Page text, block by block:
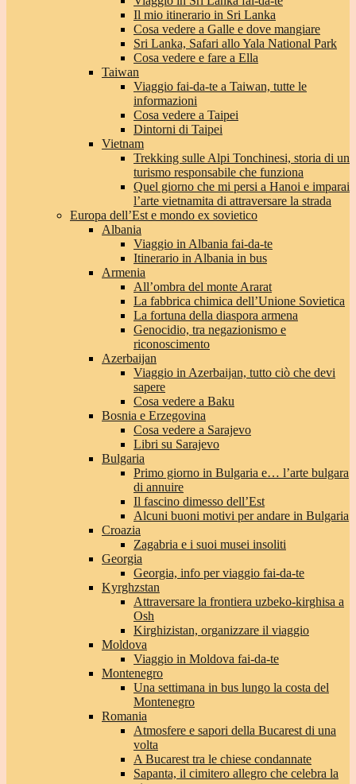
Il mio itinerario in Sri Lanka
Cosa vedere a Galle e dove mangiare
Sri Lanka, Safari allo Yala National Park
Cosa vedere e fare a Ella
Taiwan
Viaggio fai-da-te a Taiwan, tutte le
informazioni
Cosa vedere a Taipei
Dintorni di Taipei
Vietnam
Trekking sulle Alpi Tonchinesi, storia di un
turismo responsabile che funziona
Quel giorno che mi persi a Hanoi e imparai
l’arte vietnamita di attraversare la strada
Europa dell’Est e mondo ex sovietico
Albania
Viaggio in Albania fai-da-te
Itinerario in Albania in bus
Armenia
All’ombra del monte Ararat
La fabbrica chimica dell’Unione Sovietica
La fortuna della diaspora armena
Genocidio, tra negazionismo e
riconoscimento
Azerbaijan
Viaggio in Azerbaijan, tutto ciò che devi
sapere
Cosa vedere a Baku
Bosnia e Erzegovina
Cosa vedere a Sarajevo
Libri su Sarajevo
Bulgaria
Primo giorno in Bulgaria e… l’arte bulgara
di annuire
Il fascino dimesso dell’Est
Alcuni buoni motivi per andare in Bulgaria
Croazia
Zagabria e i suoi musei insoliti
Georgia
Georgia, info per viaggio fai-da-te
Kyrghzstan
Attraversare la frontiera uzbeko-kirghisa a
Osh
Kirghizistan, organizzare il viaggio
Moldova
Viaggio in Moldova fai-da-te
Montenegro
Una settimana in bus lungo la costa del
Montenegro
Romania
Atmosfere e sapori della Bucarest di una
volta
A Bucarest tra le chiese condannate
Sapanta, il cimitero allegro che celebra la